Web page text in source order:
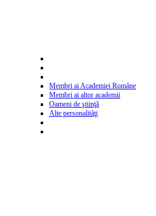
Membri ai Academiei Române
Membri ai altor academii
Oameni de ştiinţă
Alte personalităţi